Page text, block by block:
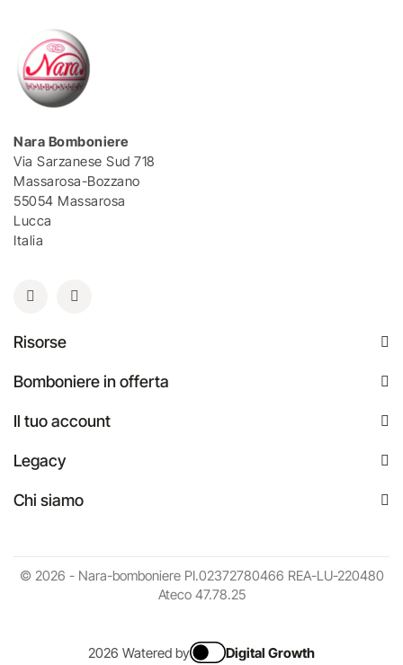
Nara Bomboniere
Via Sarzanese Sud 718
Massarosa-Bozzano
55054 Massarosa
Lucca
Italia
Risorse
Bomboniere in offerta
Il tuo account
Legacy
Chi siamo
© 2026 - Nara-bomboniere PI.02372780466 REA-LU-220480
Ateco 47.78.25
2026 Watered by Digital Growth